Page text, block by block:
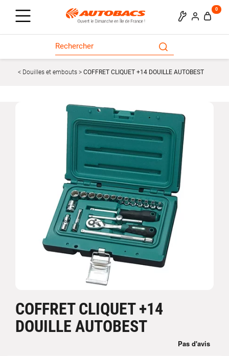
0
Douilles et embouts COFFRET CLIQUET +14 DOUILLE AUTOBEST
COFFRET CLIQUET +14
DOUILLE AUTOBEST